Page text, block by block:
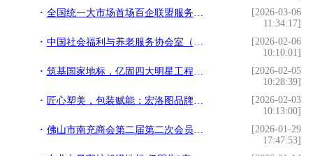
全国统一大市场首场百企联盟服务站授牌会议在广东成功举办
[2026-03-06
11:34:17]
中国社会福利与养老服务协会室（车）内环境与健康科技分会正式成立！
[2026-02-06
10:10:01]
筑基国家地标，亿固四大明星工程铸就品质丰碑
[2026-02-05
10:28:39]
匠心塑美，包装赋能：宏洛图品牌设计引领美妆包装新纪元
[2026-02-03
10:13:00]
佛山市南充商会第二届第二次会员大会暨2026年迎春晚会圆满举行
[2026-01-29
17:47:53]